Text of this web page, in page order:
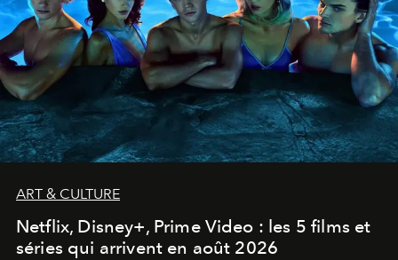
ART & CULTURE
Netflix, Disney+, Prime Video : les 5 films et
séries qui arrivent en août 2026